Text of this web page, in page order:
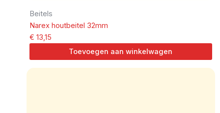
Beitels
Narex houtbeitel 32mm
€ 13,15
Toevoegen aan winkelwagen